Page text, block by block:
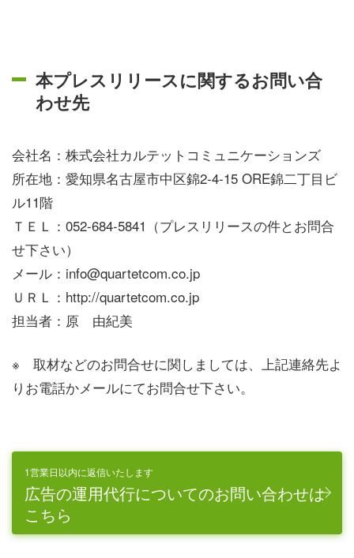
本プレスリリースに関するお問い合
わせ先
会社名：株式会社カルテットコミュニケーションズ
所在地：愛知県名古屋市中区錦2-4-15 ORE錦二丁目ビ
ル11階
ＴＥＬ：052-684-5841（プレスリリースの件とお問合
せ下さい）
メール：info@quartetcom.co.jp
ＵＲＬ：http://quartetcom.co.jp
担当者：原 由紀美
※ 取材などのお問合せに関しましては、上記連絡先よ
りお電話かメールにてお問合せ下さい。
1営業日以内に返信いたします
広告の運用代行についてのお問い合わせは
こちら